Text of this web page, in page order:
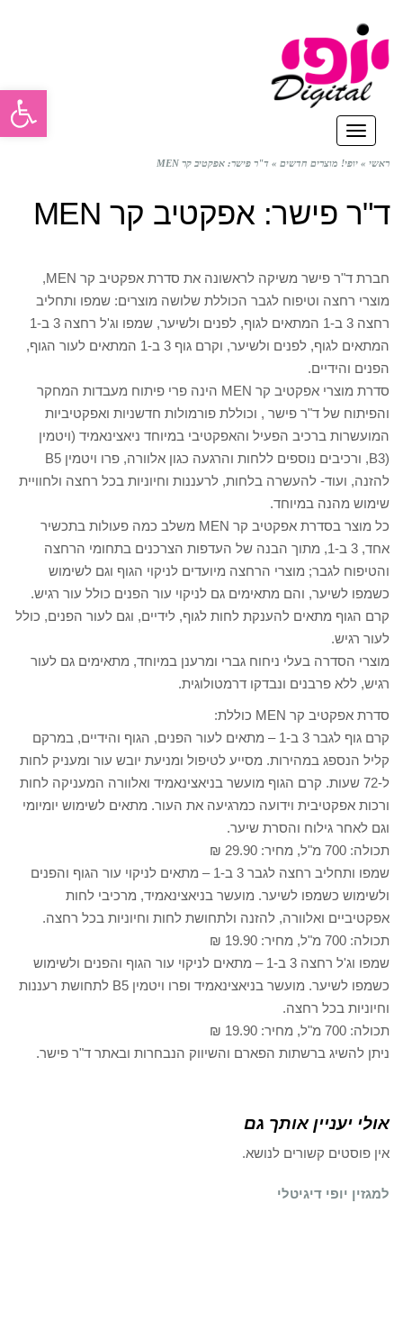
תפריט
ראשי » יופי! מוצרים חדשים » ד"ר פישר: אפקטיב קר MEN
ד"ר פישר: אפקטיב קר MEN
חברת ד"ר פישר משיקה לראשונה את סדרת אפקטיב קר MEN,
מוצרי רחצה וטיפוח לגבר הכוללת שלושה מוצרים: שמפו ותחליב
רחצה 3 ב-1 המתאים לגוף, לפנים ולשיער, שמפו וג'ל רחצה 3 ב-1
המתאים לגוף, לפנים ולשיער, וקרם גוף 3 ב-1 המתאים לעור הגוף,
הפנים והידיים.
סדרת מוצרי אפקטיב קר MEN הינה פרי פיתוח מעבדות המחקר
והפיתוח של ד"ר פישר , וכוללת פורמולות חדשניות ואפקטיביות
המועשרות ברכיב הפעיל והאפקטיבי במיוחד ניאצינאמיד (ויטמין
(B3, ורכיבים נוספים ללחות והרגעה כגון אלוורה, פרו ויטמין B5
להזנה, ועוד- להעשרה בלחות, לרעננות וחיוניות בכל רחצה ולחוויית
שימוש מהנה במיוחד.
כל מוצר בסדרת אפקטיב קר MEN משלב כמה פעולות בתכשיר
אחד, 3 ב-1, מתוך הבנה של העדפות הצרכנים בתחומי הרחצה
והטיפוח לגבר; מוצרי הרחצה מיועדים לניקוי הגוף וגם לשימוש
כשמפו לשיער, והם מתאימים גם לניקוי עור הפנים כולל עור רגיש.
קרם הגוף מתאים להענקת לחות לגוף, לידיים, וגם לעור הפנים, כולל
לעור רגיש.
מוצרי הסדרה בעלי ניחוח גברי ומרענן במיוחד, מתאימים גם לעור
רגיש, ללא פרבנים ונבדקו דרמטולוגית.
סדרת אפקטיב קר MEN כוללת:
קרם גוף לגבר 3 ב-1 – מתאים לעור הפנים, הגוף והידיים, במרקם
קליל הנספג במהירות. מסייע לטיפול ומניעת יובש עור ומעניק לחות
ל-72 שעות. קרם הגוף מועשר בניאצינאמיד ואלוורה המעניקה לחות
ורכות אפקטיבית וידועה כמרגיעה את העור. מתאים לשימוש יומיומי
וגם לאחר גילוח והסרת שיער.
תכולה: 700 מ"ל, מחיר: 29.90 ₪
שמפו ותחליב רחצה לגבר 3 ב-1 – מתאים לניקוי עור הגוף והפנים
ולשימוש כשמפו לשיער. מועשר בניאצינאמיד, מרכיבי לחות
אפקטיביים ואלוורה, להזנה ולתחושת לחות וחיוניות בכל רחצה.
תכולה: 700 מ"ל, מחיר: 19.90 ₪
שמפו וג'ל רחצה 3 ב-1 – מתאים לניקוי עור הגוף והפנים ולשימוש
כשמפו לשיער. מועשר בניאצינאמיד ופרו ויטמין B5 לתחושת רעננות
וחיוניות בכל רחצה.
תכולה: 700 מ"ל, מחיר: 19.90 ₪
ניתן להשיג ברשתות הפארם והשיווק הנבחרות ובאתר ד"ר פישר.
אולי יעניין אותך גם
אין פוסטים קשורים לנושא.
למגזין יופי דיגיטלי
פתח